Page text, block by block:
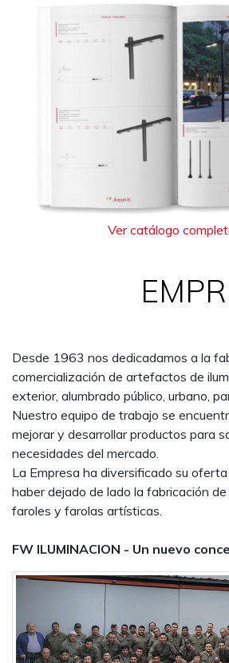
Ver catálogo
Desde 1963 nos dedicadamos a la
comercialización de artefactos de
exterior, alumbrado público, urbano,
Nuestro equipo de trabajo se
mejorar y desarrollar productos para
necesidades del mercado.
La Empresa ha diversificado su
haber dejado de lado la fabricación
faroles y farolas artísticas.
FW ILUMINACION - Un nuevo